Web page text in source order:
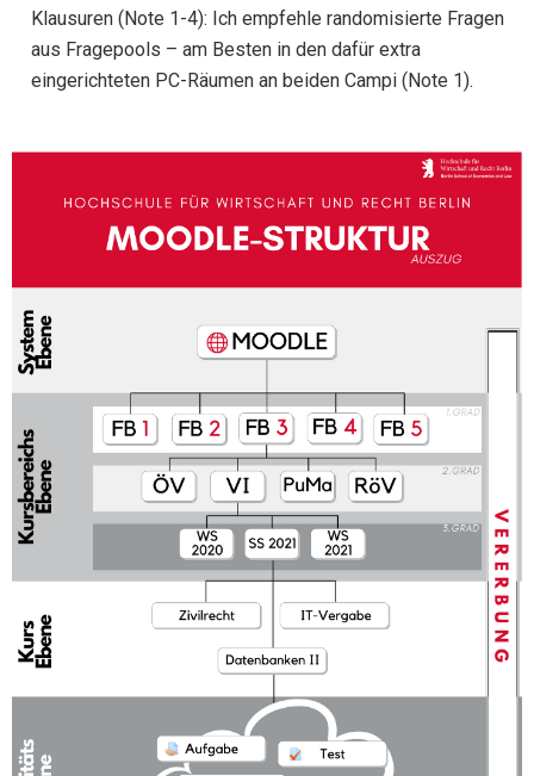
Klausuren (Note 1-4): Ich empfehle randomisierte Fragen
aus Fragepools – am Besten in den dafür extra
eingerichteten PC-Räumen an beiden Campi (Note 1).